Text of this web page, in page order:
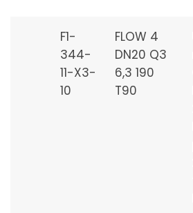
F1-
344-
11-X3-
10
FLOW 4
DN20 Q3
6,3 190
T90